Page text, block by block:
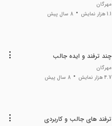
مهرگان
1.1 هزار نمایش
8 سال پیش
چند ترفند و ایده جالب
مهرگان
4.7 هزار نمایش
8 سال پیش
ترفند های جالب و کاربردی